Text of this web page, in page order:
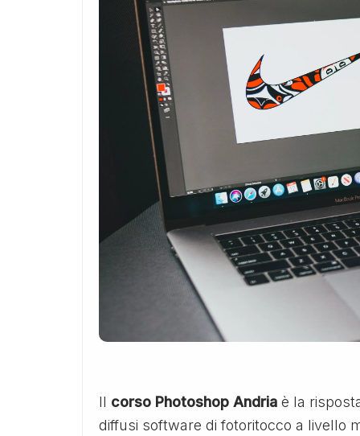
Il corso Photoshop Andria è la
diffusi software di fotoritocco a livello